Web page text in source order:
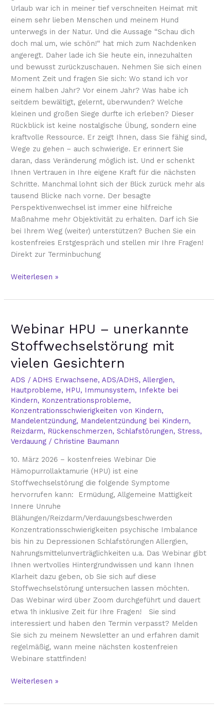
Urlaub war ich in meiner tief verschneiten Heimat mit
einem sehr lieben Menschen und meinem Hund
unterwegs in der Natur. Und die Aussage “Schau dich
doch mal um, wie schön!“ hat mich zum Nachdenken
angeregt. Daher lade ich Sie heute ein, innezuhalten
und bewusst zurückzuschauen. Nehmen Sie sich einen
Moment Zeit und fragen Sie sich: Wo stand ich vor
einem halben Jahr? Vor einem Jahr? Was habe ich
seitdem bewältigt, gelernt, überwunden? Welche
kleinen und großen Siege durfte ich erleben? Dieser
Rückblick ist keine nostalgische Übung, sondern eine
kraftvolle Ressource. Er zeigt Ihnen, dass Sie fähig sind,
Wege zu gehen – auch schwierige. Er erinnert Sie
daran, dass Veränderung möglich ist. Und er schenkt
Ihnen Vertrauen in Ihre eigene Kraft für die nächsten
Schritte. Manchmal lohnt sich der Blick zurück mehr als
tausend Blicke nach vorne. Der besagte
Perspektivenwechsel ist immer eine hilfreiche
Maßnahme mehr Objektivität zu erhalten. Darf ich Sie
bei Ihrem Weg (weiter) unterstützen? Buchen Sie ein
kostenfreies Erstgespräch und stellen mir Ihre Fragen!
Direkt zur Terminbuchung
Weiterlesen »
Webinar HPU – unerkannte
Stoffwechselstörung mit
vielen Gesichtern
ADS / ADHS Erwachsene,ADS/ADHS,Allergien,
Hautprobleme, HPU, Immunsystem, Infekte bei
Kindern, Konzentrationsprobleme,
Konzentrationsschwierigkeiten von Kindern,
Mandelentzündung, Mandelentzündung bei Kindern,
Reizdarm, Rückenschmerzen,Schlafstörungen,Stress,
Verdauung /Christine Baumann
10. März 2026 – kostenfreies Webinar Die
Hämopurrollaktamurie (HPU) ist eine
Stoffwechselstörung die folgende Symptome
hervorrufen kann: Ermüdung, Allgemeine Mattigkeit
Innere Unruhe
Blähungen/Reizdarm/Verdauungsbeschwerden
Konzentrationsschwierigkeiten psychische Imbalance
bis hin zu Depressionen Schlafstörungen Allergien,
Nahrungsmittelunverträglichkeiten u.a. Das Webinar gibt
Ihnen wertvolles Hintergrundwissen und kann Ihnen
Klarheit dazu geben, ob Sie sich auf diese
Stoffwechselstörung untersuchen lassen möchten.
Das Webinar wird über Zoom durchgeführt und dauert
etwa 1h inklusive Zeit für Ihre Fragen! Sie sind
interessiert und haben den Termin verpasst? Melden
Sie sich zu meinem Newsletter an und erfahren damit
regelmäßig, wann meine nächsten kostenfreien
Webinare stattfinden!
HPU
unerkannte
Stoffwechselstörung
vielen
Gesichtern
Weiterlesen »